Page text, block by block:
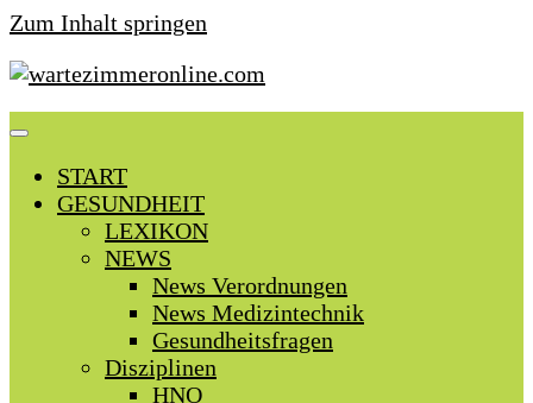
Zum Inhalt springen
START
GESUNDHEIT
LEXIKON
NEWS
News Verordnungen
News Medizintechnik
Gesundheitsfragen
Disziplinen
HNO